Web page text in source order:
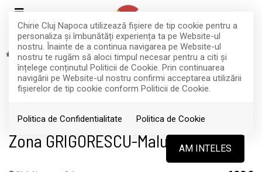
Chirie Cluj Napoca utilizează fişiere de tip cookie pentru a
personaliza și îmbunătăți experiența ta pe Website-ul
nostru. Înainte de a continua navigarea pe Website-ul
nostru te rugăm să aloci timpul necesar pentru a citi și
înțelege conținutul Politicii de Cookie. Prin continuarea
navigării pe Website-ul nostru confirmi acceptarea utilizării
fişierelor de tip cookie conform Politicii de Cookie.
Politica de Confidentialitate Politica de Cookie
AM INTELES
Inchiriere Apartamente Cluj-Napoca Grigorescu
Acest anunt nu mai este activ !
Apartament spațios cu 4 camere!
Zona GRIGORESCU-Malul Someșului
RETRAS